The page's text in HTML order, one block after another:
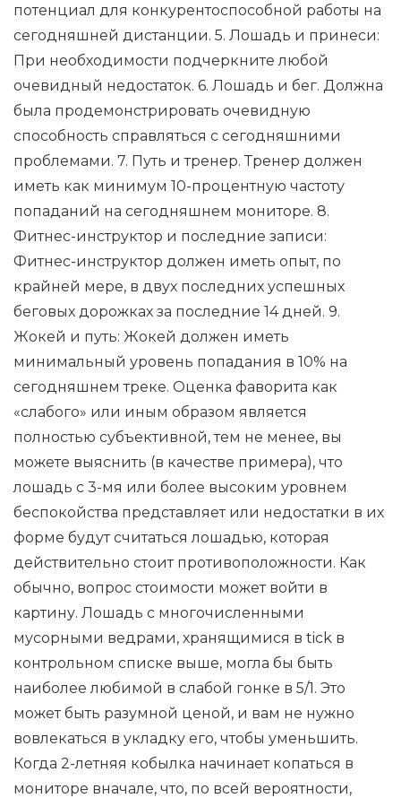
потенциал для конкурентоспособной работы на
сегодняшней дистанции. 5. Лошадь и принеси:
При необходимости подчеркните любой
очевидный недостаток. 6. Лошадь и бег. Должна
была продемонстрировать очевидную
способность справляться с сегодняшними
проблемами. 7. Путь и тренер. Тренер должен
иметь как минимум 10-процентную частоту
попаданий на сегодняшнем мониторе. 8.
Фитнес-инструктор и последние записи:
Фитнес-инструктор должен иметь опыт, по
крайней мере, в двух последних успешных
беговых дорожках за последние 14 дней. 9.
Жокей и путь: Жокей должен иметь
минимальный уровень попадания в 10% на
сегодняшнем треке. Оценка фаворита как
«слабого» или иным образом является
полностью субъективной, тем не менее, вы
можете выяснить (в качестве примера), что
лошадь с 3-мя или более высоким уровнем
беспокойства представляет или недостатки в их
форме будут считаться лошадью, которая
действительно стоит противоположности. Как
обычно, вопрос стоимости может войти в
картину. Лошадь с многочисленными
мусорными ведрами, хранящимися в tick в
контрольном списке выше, могла бы быть
наиболее любимой в слабой гонке в 5/1. Это
может быть разумной ценой, и вам не нужно
вовлекаться в укладку его, чтобы уменьшить.
Когда 2-летняя кобылка начинает копаться в
мониторе вначале, что, по всей вероятности,